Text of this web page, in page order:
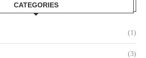
CATEGORIES
(1)
(3)